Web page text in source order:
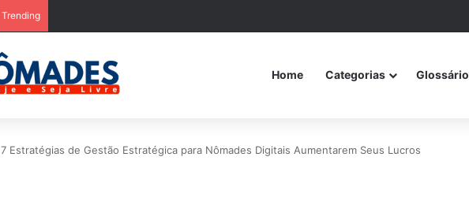
Trending
Home Categorias Glossário
7 Estratégias de Gestão Estratégica para Nômades Digitais Aumentarem Seus Lucros